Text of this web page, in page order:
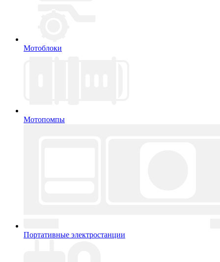
Мотоблоки
Мотопомпы
Портативные электростанции